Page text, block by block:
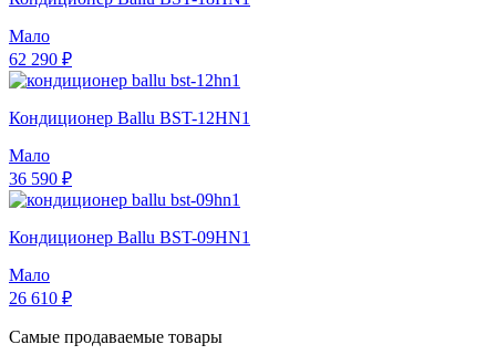
Мало
62 290 ₽
Кондиционер Ballu BST-12HN1
Мало
36 590 ₽
Кондиционер Ballu BST-09HN1
Мало
26 610 ₽
Самые продаваемые товары